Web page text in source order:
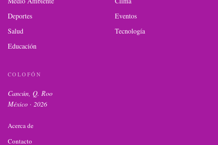
Deportes
Eventos
Salud
Tecnología
Educación
COLOFÓN
Cancún, Q. Roo
México · 2026
Acerca de
Contacto